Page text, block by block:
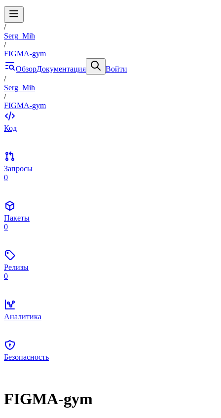
/
Serg_Mih
/
FIGMA-gym
ОбзорДокументация
Войти
/
Serg_Mih
/
FIGMA-gym
Код
Запросы
0
Пакеты
0
Релизы
0
Аналитика
Безопасность
FIGMA-gym